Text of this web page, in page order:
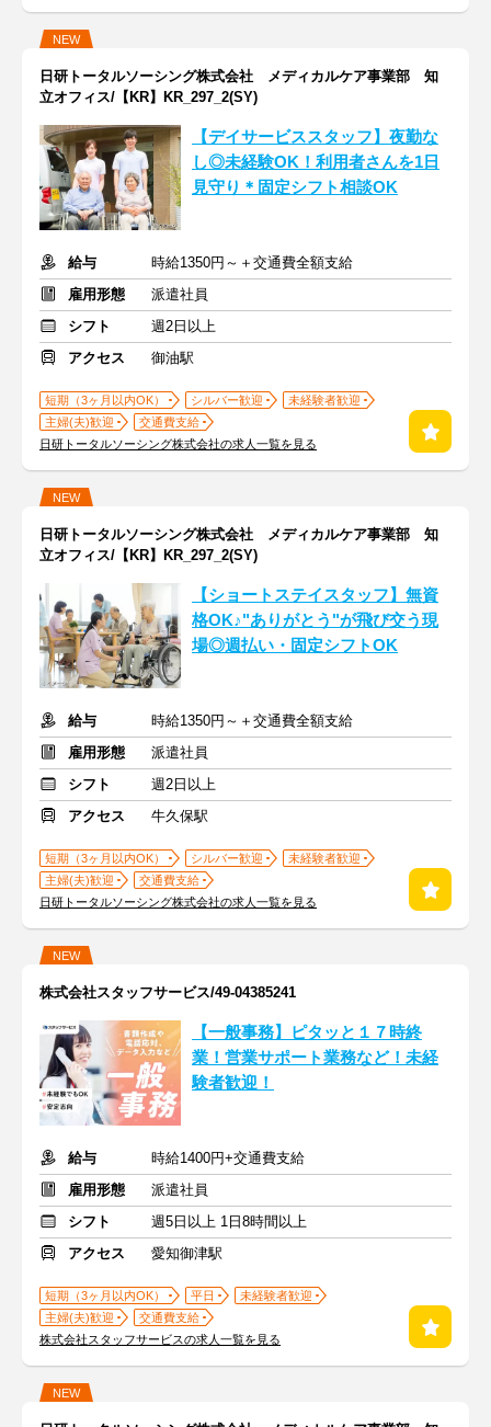
NEW
日研トータルソーシング株式会社 メディカルケア事業部 知
立オフィス/【KR】KR_297_2(SY)
【デイサービススタッフ】夜勤な
し◎未経験OK！利用者さんを1日
見守り＊固定シフト相談OK
給与
時給1350円～＋交通費全額支給
雇用形態
派遣社員
シフト
週2日以上
アクセス
御油駅
短期（3ヶ月以内OK） シルバー歓迎
未経験者歓迎
主婦(夫)歓迎
交通費支給
日研トータルソーシング株式会社の求人一覧を見る
NEW
日研トータルソーシング株式会社 メディカルケア事業部 知
立オフィス/【KR】KR_297_2(SY)
【ショートステイスタッフ】無資
格OK♪"ありがとう"が飛び交う現
場◎週払い・固定シフトOK
給与
時給1350円～＋交通費全額支給
雇用形態
派遣社員
シフト
週2日以上
アクセス
牛久保駅
短期（3ヶ月以内OK） シルバー歓迎
未経験者歓迎
主婦(夫)歓迎
交通費支給
日研トータルソーシング株式会社の求人一覧を見る
NEW
株式会社スタッフサービス/49-04385241
【一般事務】ピタッと１７時終
業！営業サポート業務など！未経
験者歓迎！
給与
時給1400円+交通費支給
雇用形態
派遣社員
シフト
週5日以上 1日8時間以上
アクセス
愛知御津駅
短期（3ヶ月以内OK） 平日
未経験者歓迎
主婦(夫)歓迎
交通費支給
株式会社スタッフサービスの求人一覧を見る
NEW